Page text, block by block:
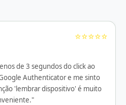
⭐⭐⭐⭐⭐
de 3 segundos do click ao
Authenticator e me sinto
'lembrar dispositivo' é muito